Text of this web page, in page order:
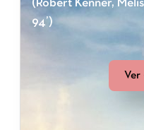
(Robert Kenner,
94’)
Ver